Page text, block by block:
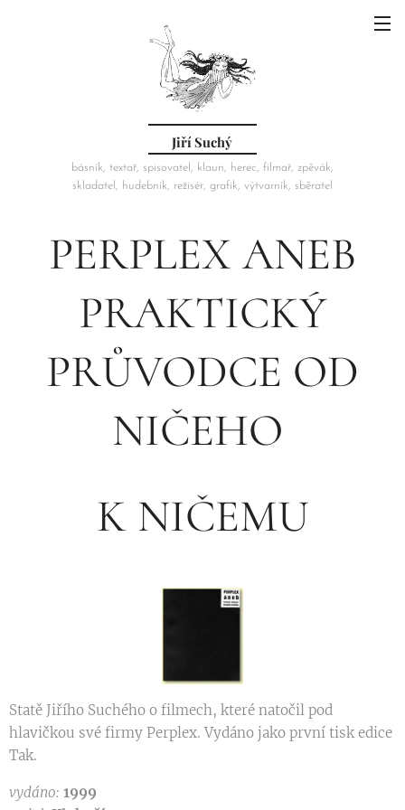
Jiří Suchý
básník, textař, spisovatel, klaun, herec, filmař, zpěvák,
skladatel, hudebník, režisér, grafik, výtvarník, sběratel
PERPLEX ANEB
PRAKTICKÝ
PRŮVODCE OD
NIČEHO
K NIČEMU
Statě Jiřího Suchého o filmech, které natočil pod
hlavičkou své firmy Perplex. Vydáno jako první tisk edice
Tak.
vydáno: 1999